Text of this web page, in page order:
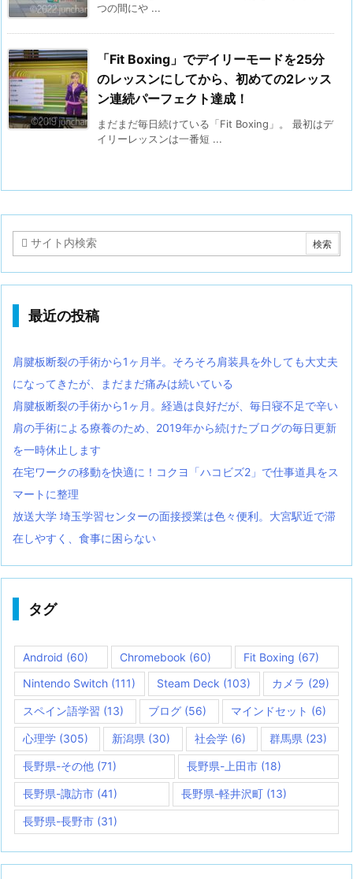
つの間にや ...
「Fit Boxing」でデイリーモードを25分
のレッスンにしてから、初めての2レッス
ン連続パーフェクト達成！
まだまだ毎日続けている「Fit Boxing」。 最初はデ
イリーレッスンは一番短 ...
最近の投稿
肩腱板断裂の手術から1ヶ月半。そろそろ肩装具を外しても大丈夫
になってきたが、まだまだ痛みは続いている
肩腱板断裂の手術から1ヶ月。経過は良好だが、毎日寝不足で辛い
肩の手術による療養のため、2019年から続けたブログの毎日更新
を一時休止します
在宅ワークの移動を快適に！コクヨ「ハコビズ2」で仕事道具をス
マートに整理
放送大学 埼玉学習センターの面接授業は色々便利。大宮駅近で滞
在しやすく、食事に困らない
タグ
Android (60) Chromebook (60) Fit Boxing (67)
Nintendo Switch (111) Steam Deck (103) カメラ (29)
スペイン語学習 (13) ブログ (56) マインドセット (6)
心理学 (305) 新潟県 (30) 社会学(6) 群馬県 (23)
長野県-その他 (71) 長野県-上田市(18)
長野県-諏訪市 (41) 長野県-軽井沢町 (13)
長野県-長野市 (31)